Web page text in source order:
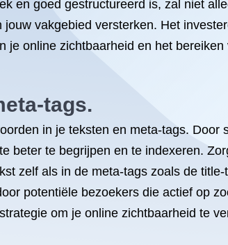
en goed gestructureerd is, zal niet
vakgebied versterken. Het
je online zichtbaarheid en het bereiken
tags.
in je teksten en meta-tags. Door
beter te begrijpen en te indexeren.
zelf als in de meta-tags zoals de title-
potentiële bezoekers die actief op
om je online zichtbaarheid te